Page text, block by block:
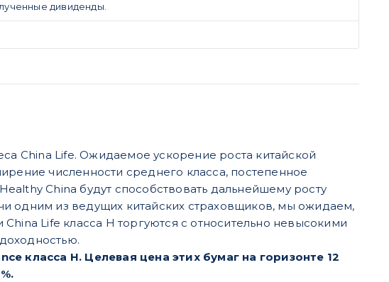
дивиденды.
China Life. Ожидаемое ускорение роста китайской
численности среднего класса, постепенное
China будут способствовать дальнейшему росту
одним из ведущих китайских страховщиков, мы ожидаем,
Life класса H торгуются с относительно невысокими
класса H. Целевая цена этих бумаг на горизонте 12